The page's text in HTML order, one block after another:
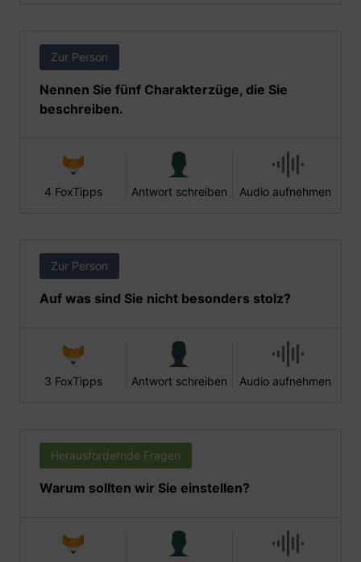
Zur Person
Nennen Sie fünf Charakterzüge, die Sie
beschreiben.
4 FoxTipps Antwort schreiben Audio aufnehmen
Zur Person
Auf was sind Sie nicht besonders stolz?
3 FoxTipps Antwort schreiben Audio aufnehmen
Herausfordernde Fragen
Warum sollten wir Sie einstellen?